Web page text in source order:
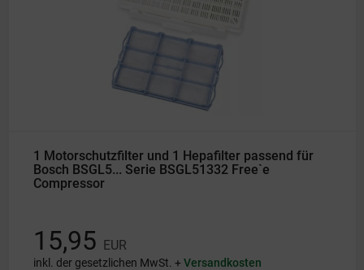
1 Motorschutzfilter und 1 Hepafilter passend für
Bosch BSGL5... Serie BSGL51332 Free`e
Compressor
15,95 EUR
inkl. der gesetzlichen MwSt. +Versandkosten